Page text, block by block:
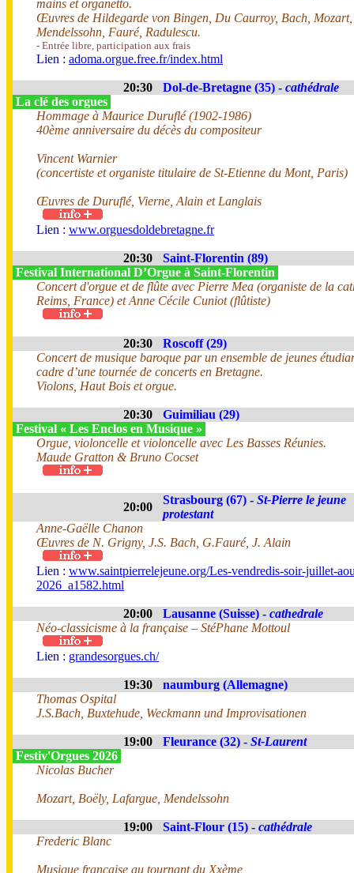
mains et organetto.
Œuvres de Hildegarde von Bingen, Du Caurroy, Bach, Mozart,
Mendelssohn, Fauré, Radulescu.
- Entrée libre, participation aux frais
Lien : adoma.orgue.free.fr/index.html
20:30 Dol-de-Bretagne (35) - cathédrale
La clé des orgues
Hommage à Maurice Duruflé (1902-1986)
40ème anniversaire du décès du compositeur
Vincent Warnier
(concertiste et organiste titulaire de St-Etienne du Mont, Paris)
Œuvres de Duruflé, Vierne, Alain et Langlais
Lien : www.orguesdoldebretagne.fr
20:30
Saint-Florentin (89)
Festival International D’Orgue à Saint-Florentin
Concert d'orgue et de flûte avec Pierre Mea (organiste de la
Reims, France) et Anne Cécile Cuniot (flûtiste)
20:30
Roscoff (29)
Concert de musique baroque par un ensemble de jeunes
cadre d’une tournée de concerts en Bretagne.
Violons, Haut Bois et orgue.
20:30
Guimiliau (29)
Festival « Les Enclos en Musique »
Orgue, violoncelle et violoncelle avec Les Basses Réunies.
Maude Gratton & Bruno Cocset
20:00
Strasbourg (67) - St-Pierre le jeune
protestant
Anne-Gaëlle Chanon
Œuvres de N. Grigny, J.S. Bach, G.Fauré, J. Alain
Lien : www.saintpierrelejeune.org/Les-vendredis-soir-juillet-
2026_a1582.html
20:00 Lausanne (Suisse) - cathedrale
Néo-classicisme à la française – StéPhane Mottoul
Lien : grandesorgues.ch/
19:30
naumburg (Allemagne)
Thomas Ospital
J.S.Bach, Buxtehude, Weckmann und Improvisationen
19:00 Fleurance (32) - St-Laurent
Festiv'Orgues 2026
Nicolas Bucher
Mozart, Boëly, Lafargue, Mendelssohn
19:00 Saint-Flour (15) - cathédrale
Frederic Blanc
Musique française au tournant du Xxème